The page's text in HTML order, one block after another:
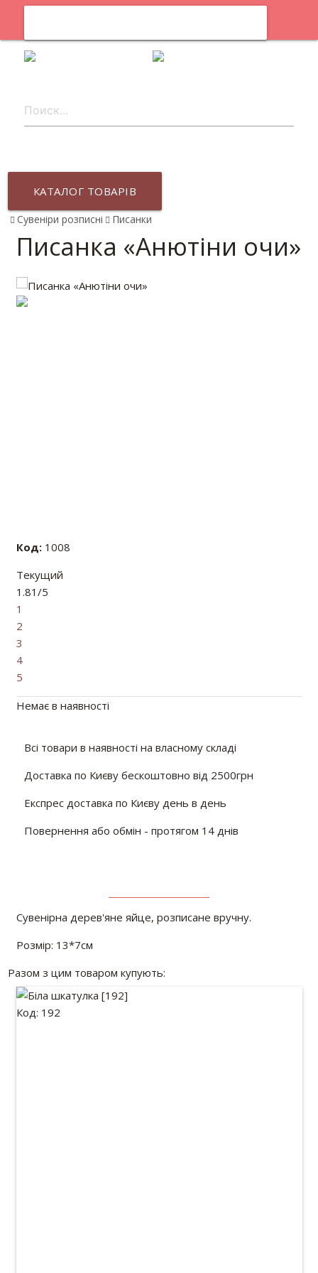
КАТАЛОГ ТОВАРІВ
Сувеніри розписні Писанки
Писанка «Анютіни очи»
Код:1008
Текущий
1.81/5
1
2
3
4
5
Немає в наявності
Всі товари в наявності на власному складі
Доставка по Києву бескоштовно від 2500грн
Експрес доставка по Києву день в день
Повернення або обмін - протягом 14 днів
Сувенірна дерев'яне яйце, розписане вручну.
Розмір: 13*7см
Разом з цим товаром купують:
Код: 192